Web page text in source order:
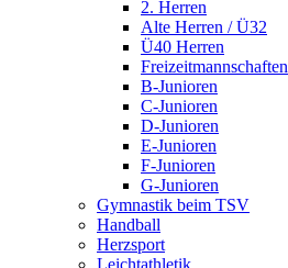
2. Herren
Alte Herren / Ü32
Ü40 Herren
Freizeitmannschaften
B-Junioren
C-Junioren
D-Junioren
E-Junioren
F-Junioren
G-Junioren
Gymnastik beim TSV
Handball
Herzsport
Leichtathletik